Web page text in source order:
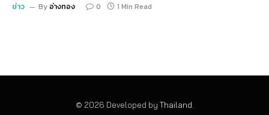
ข่าว By อ่างทอง 0 1 Min Read
© 2026 Developed by Thailand